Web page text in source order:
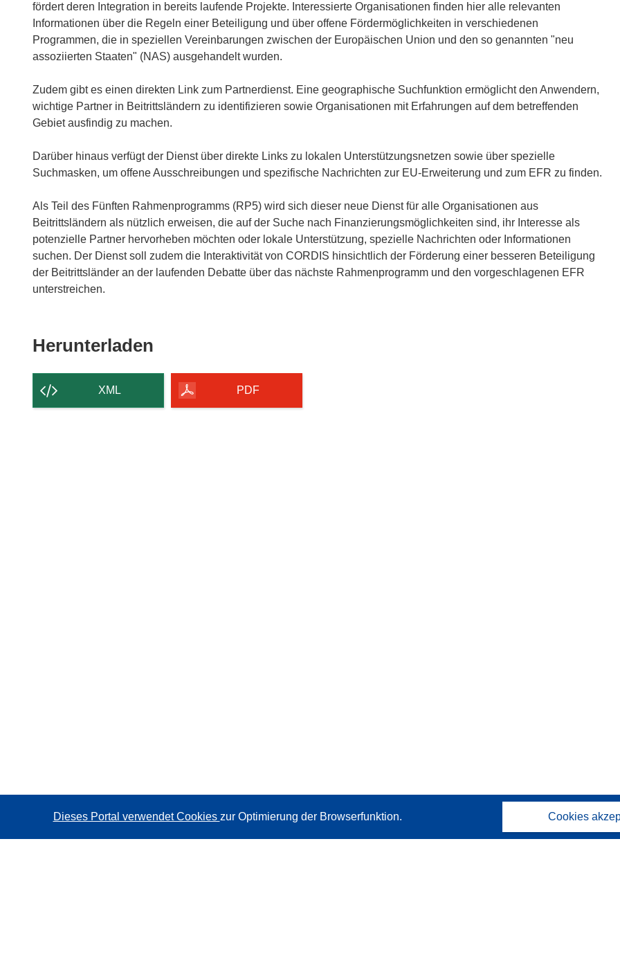
fördert deren Integration in bereits laufende Projekte. Interessierte Organisationen finden hier alle relevanten
Informationen über die Regeln einer Beteiligung und über offene Fördermöglichkeiten in verschiedenen
Programmen, die in speziellen Vereinbarungen zwischen der Europäischen Union und den so genannten "neu
assoziierten Staaten" (NAS) ausgehandelt wurden.
Zudem gibt es einen direkten Link zum Partnerdienst. Eine geographische Suchfunktion ermöglicht den Anwendern,
wichtige Partner in Beitrittsländern zu identifizieren sowie Organisationen mit Erfahrungen auf dem betreffenden
Gebiet ausfindig zu machen.
Darüber hinaus verfügt der Dienst über direkte Links zu lokalen Unterstützungsnetzen sowie über spezielle
Suchmasken, um offene Ausschreibungen und spezifische Nachrichten zur EU-Erweiterung und zum EFR zu finden.
Als Teil des Fünften Rahmenprogramms (RP5) wird sich dieser neue Dienst für alle Organisationen aus
Beitrittsländern als nützlich erweisen, die auf der Suche nach Finanzierungsmöglichkeiten sind, ihr Interesse als
potenzielle Partner hervorheben möchten oder lokale Unterstützung, spezielle Nachrichten oder Informationen
suchen. Der Dienst soll zudem die Interaktivität von CORDIS hinsichtlich der Förderung einer besseren Beteiligung
der Beitrittsländer an der laufenden Debatte über das nächste Rahmenprogramm und den vorgeschlagenen EFR
unterstreichen.
Herunterladen
Seite
XML PDF
Dieses Portal verwendet Cookies zur Optimierung der Browserfunktion. Cookies